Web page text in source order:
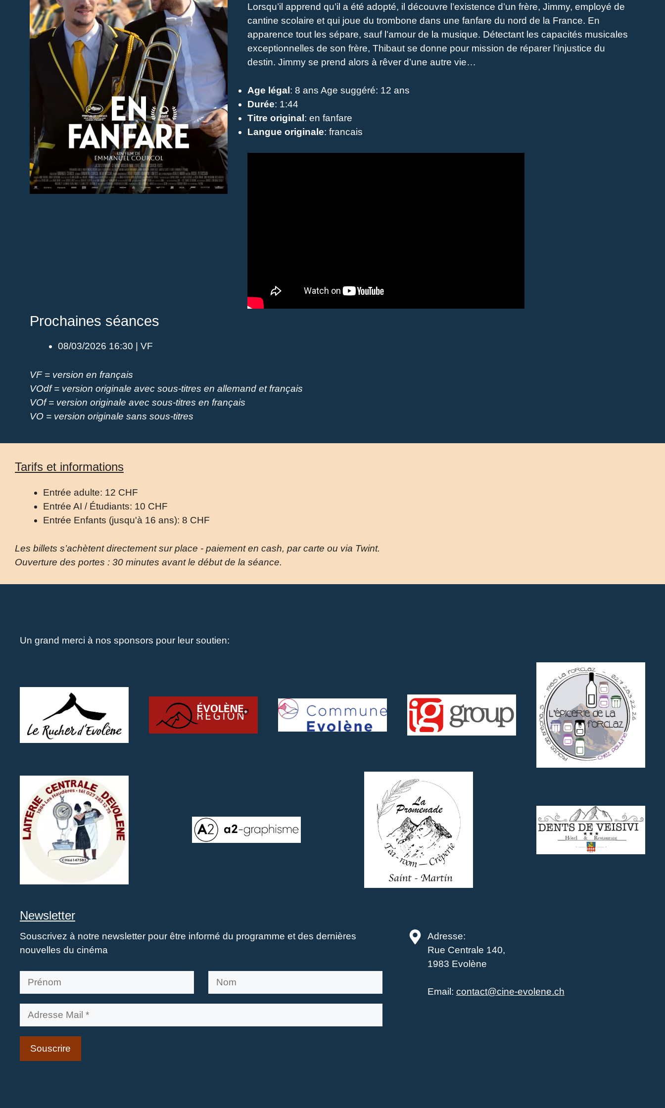
Lorsqu’il apprend qu’il a été adopté, il découvre l’existence d’un frère, Jimmy, employé de
cantine scolaire et qui joue du trombone dans une fanfare du nord de la France. En
apparence tout les sépare, sauf l’amour de la musique. Détectant les capacités musicales
exceptionnelles de son frère, Thibaut se donne pour mission de réparer l’injustice du
destin. Jimmy se prend alors à rêver d’une autre vie…
Age légal: 8 ans Age suggéré: 12 ans
Durée: 1:44
Titre original: en fanfare
Langue originale: francais
Prochaines séances
08/03/2026 16:30 | VF
VF = version en français
VOdf = version originale avec sous-titres en allemand et français
VOf = version originale avec sous-titres en français
VO = version originale sans sous-titres
Tarifs et informations
Entrée adulte: 12 CHF
Entrée AI / Étudiants: 10 CHF
Entrée Enfants (jusqu'à 16 ans): 8 CHF
Les billets s’achètent directement sur place - paiement en cash, par carte ou via Twint.
Ouverture des portes : 30 minutes avant le début de la séance.
Un grand merci à nos sponsors pour leur soutien:
Newsletter
Souscrivez à notre newsletter pour être informé du programme et des dernières
nouvelles du cinéma
Adresse:
Rue Centrale 140,
1983 Evolène
Email: contact@cine-evolene.ch